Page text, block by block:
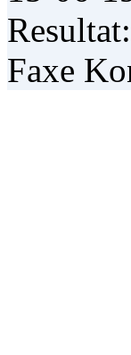
Faxe